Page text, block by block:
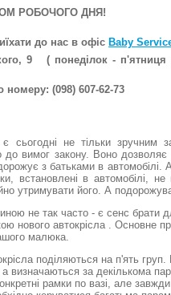
РОБОЧОГО ДНЯ!
до нас в офіс Bаby
9
( понеділок - п'ятниця
номеру: (098) 607-62-73
сьогодні не тільки зручним
до вимог закону. Воно дозволяє
з батьками в автомобілі.
встановлені в автомобілі,
утримувати його. А
не так часто - є сенс брати
нового автокрісла . Основне
малюка.
поділяються на п'ять
а визначаються за декількома
рамки по вазі, але